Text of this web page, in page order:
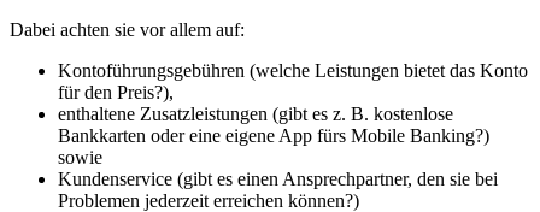
Dabei achten sie vor allem auf:
Kontoführungsgebühren (welche Leistungen bietet das Konto
für den Preis?),
enthaltene Zusatzleistungen (gibt es z. B. kostenlose
Bankkarten oder eine eigene App fürs Mobile Banking?)
sowie
Kundenservice (gibt es einen Ansprechpartner, den sie bei
Problemen jederzeit erreichen können?)